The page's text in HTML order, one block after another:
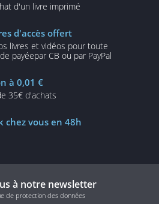
d'un livre imprimé
d'accès offert
livres et vidéos pour toute
payéepar CB ou par PayPal
à 0,01 €
35€ d'achats
chez vous en 48h
à notre newsletter
de protection des données